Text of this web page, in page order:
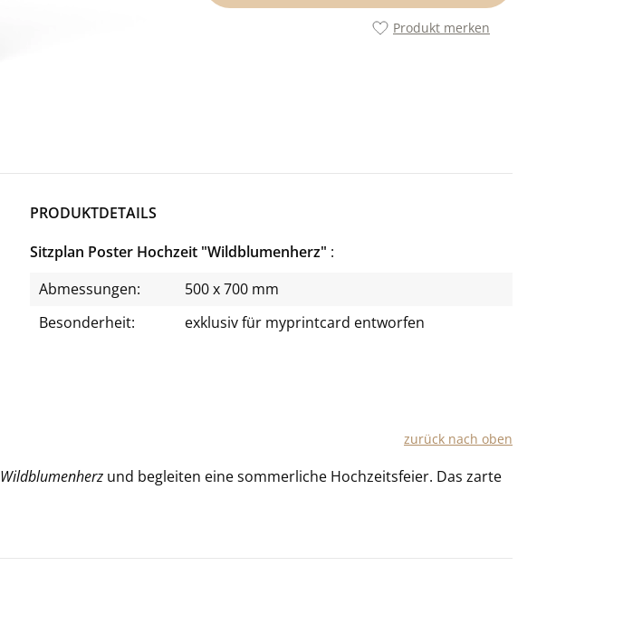
Produkt merken
PRODUKTDETAILS
Sitzplan Poster Hochzeit "Wildblumenherz"
Abmessungen:
500 x 700 mm
Besonderheit:
exklusiv für myprintcard entworfen
zu­rück nach oben
Wild­blu­men­herz und be­glei­ten eine som­mer­li­che Hoch­zeits­fei­er. Das zarte